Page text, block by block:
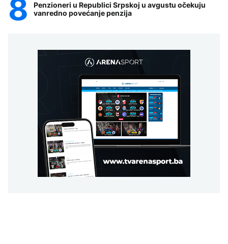
Penzioneri u Republici Srpskoj u avgustu očekuju
vanredno povećanje penzija